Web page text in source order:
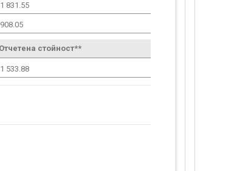
1 831.55
908.05
Отчетена стойност**
1 533.88